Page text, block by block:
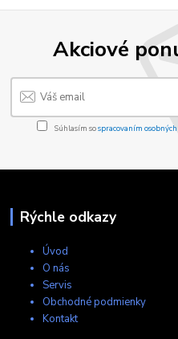
Akciové
Súhlasím sospracovaním
Rýchle odkazy
Úvod
O nás
Servis
Obchodné podmienky
Kontakt